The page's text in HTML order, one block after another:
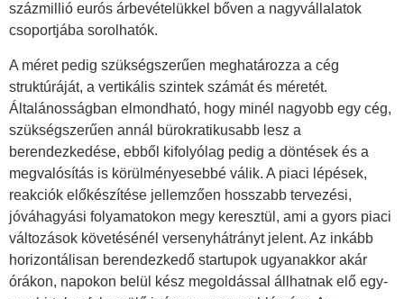
százmillió eurós árbevételükkel bőven a nagyvállalatok
csoportjába sorolhatók.
A méret pedig szükségszerűen meghatározza a cég
struktúráját, a vertikális szintek számát és méretét.
Általánosságban elmondható, hogy minél nagyobb egy cég,
szükségszerűen annál bürokratikusabb lesz a
berendezkedése, ebből kifolyólag pedig a döntések és a
megvalósítás is körülményesebbé válik. A piaci lépések,
reakciók előkészítése jellemzően hosszabb tervezési,
jóváhagyási folyamatokon megy keresztül, ami a gyors piaci
változások követésénél versenyhátrányt jelent. Az inkább
horizontálisan berendezkedő startupok ugyanakkor akár
órákon, napokon belül kész megoldással állhatnak elő egy-